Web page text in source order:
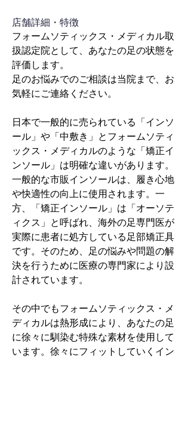
​店舗詳細・特徴
フォームソティックス・メディカル取
扱認定院として、あなたの足の状態を
評価します。
足のお悩みでのご相談は当院まで、お
気軽にご連絡ください。
日本で一般的に売られている「インソ
ール」や「中敷き」とフォームソティ
ックス・メディカルのような「矯正イ
ンソール」は明確な違いがあります。
一般的な市販インソールは、履き心地
や快適性の向上に使用されます。一
方、「矯正インソール」は「オーソテ
ィクス」と呼ばれ、海外の足専門医が
実際に患者に処方している足部矯正具
です。そのため、足の悩みや問題の解
決を行うために医療の専門家により設
計されています。
その中でもフォームソティックス・メ
ディカルは熱形成により、あなたの足
に徐々に馴染む特殊な素材を使用して
います。徐々にフィットしていくイン